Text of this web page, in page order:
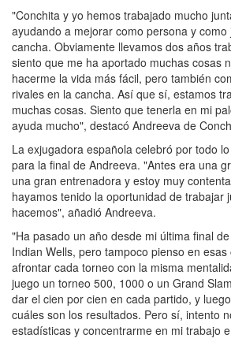
"Conchita y yo hemos trabajado mucho
ayudando a mejorar como persona y como
cancha. Obviamente llevamos dos años
siento que me ha aportado muchas cosas
hacerme la vida más fácil, pero también
rivales en la cancha. Así que sí, estamos
muchas cosas. Siento que tenerla en mi
ayuda mucho", destacó Andreeva de
La exjugadora española celebró por todo
para la final de Andreeva. "Antes era una
una gran entrenadora y estoy muy
hayamos tenido la oportunidad de trabajar
hacemos", añadió Andreeva.
"Ha pasado un año desde mi última final
Indian Wells, pero tampoco pienso en esas
afrontar cada torneo con la misma
juego un torneo 500, 1000 o un Grand
dar el cien por cien en cada partido, y
cuáles son los resultados. Pero sí, intento
estadísticas y concentrarme en mi trabajo